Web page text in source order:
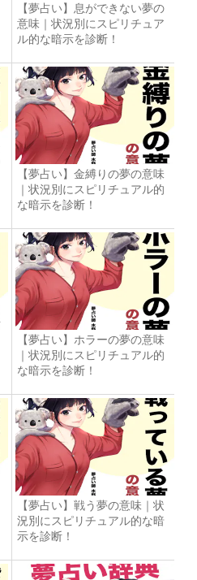
【夢占い】息ができない夢の
意味｜状況別にスピリチュア
ル的な暗示を診断！
【夢占い】金縛りの夢の意味
｜状況別にスピリチュアル的
な暗示を診断！
【夢占い】ホラーの夢の意味
｜状況別にスピリチュアル的
な暗示を診断！
【夢占い】戦う夢の意味｜状
況別にスピリチュアル的な暗
示を診断！